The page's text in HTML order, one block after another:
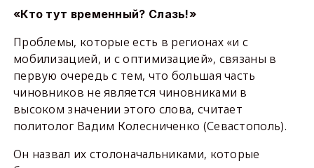
«Кто тут временный? Слазь!»
Проблемы, которые есть в регионах «и с
мобилизацией, и с оптимизацией», связаны в
первую очередь с тем, что большая часть
чиновников не является чиновниками в
высоком значении этого слова, считает
политолог Вадим Колесниченко (Севастополь).
Он назвал их столоначальниками, которые